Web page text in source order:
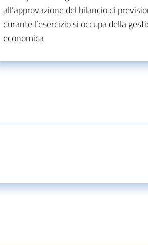
all’approvazione del bilancio di
durante l’esercizio si occupa della
economica